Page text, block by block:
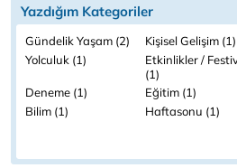
Yazdığım Kategoriler
Gündelik Yaşam (2)
Kişisel Gelişim (1)
Yolculuk (1)
Etkinlikler /
(1)
Deneme (1)
Eğitim (1)
Bilim (1)
Haftasonu (1)